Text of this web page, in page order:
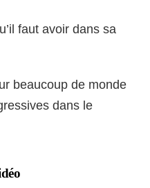
faut avoir dans sa
beaucoup de monde
dans le